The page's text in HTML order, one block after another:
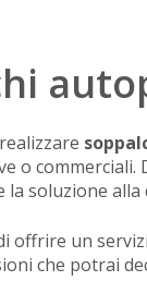
o
la soluzione
offrire un
che potrai